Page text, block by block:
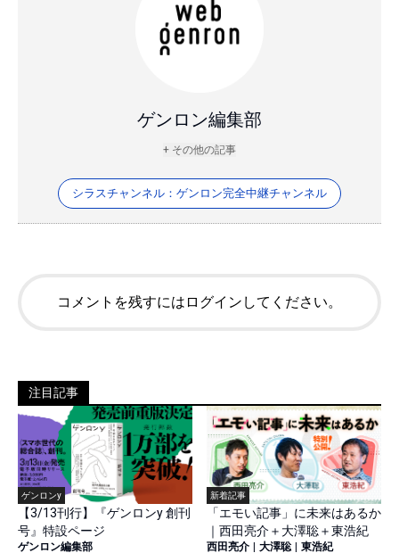
ゲンロン編集部
+ その他の記事
シラスチャンネル：ゲンロン完全中継チャンネル
コメントを残すにはログインしてください。
注目記事
ゲンロンy
【3/13刊行】『ゲンロンy 創刊
号』特設ページ
ゲンロン編集部
新着記事
「エモい記事」に未来はあるか
｜西田亮介＋大澤聡＋東浩紀
西田亮介 | 大澤聡 | 東浩紀